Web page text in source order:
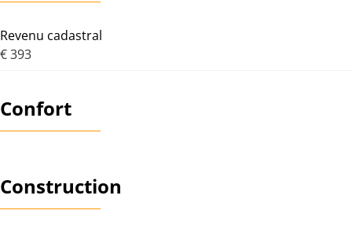
Revenu cadastral
€ 393
Confort
Construction